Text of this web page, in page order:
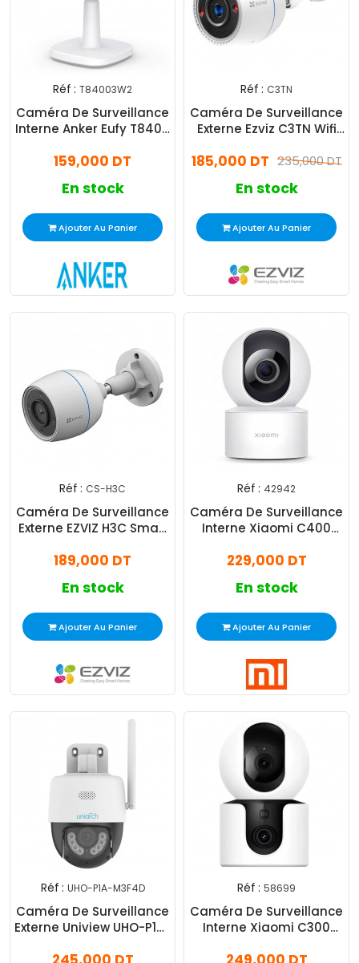
Réf : T84003W2
Caméra De Surveillance
Interne Anker Eufy T8400
159,000 DT
En stock
Ajouter Au Panier
Réf : C3TN
Caméra De Surveillance
Externe Ezviz C3TN Wifi
235,000 DT
185,000 DT
En stock
Ajouter Au Panier
Réf : CS-H3C
Caméra De Surveillance
Externe EZVIZ H3C Smart
189,000 DT
En stock
Ajouter Au Panier
Réf : 42942
Caméra De Surveillance
Interne Xiaomi C400
229,000 DT
En stock
Ajouter Au Panier
Réf : UHO-P1A-M3F4D
Caméra De Surveillance
Externe Uniview UHO-P1A-
Réf : 58699
Caméra De Surveillance
Interne Xiaomi C300